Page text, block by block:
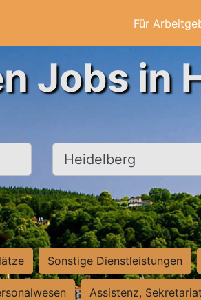
Für
Jobs in
Ort, Stadt
Sonstige Dienstleistungen
Assistenz, Sekretariat